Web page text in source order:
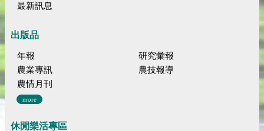
最新訊息
出版品
年報
研究彙報
農業專訊
農技報導
農情月刊
more
休閒樂活專區